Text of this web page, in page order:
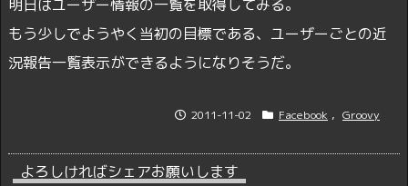
明日はユーザー情報の一覧を取得してみる。
もう少しでようやく当初の目標である、ユーザーごとの近
況報告一覧表示ができるようになりそうだ。
2011-11-02 Facebook , Groovy
よろしければシェアお願いします